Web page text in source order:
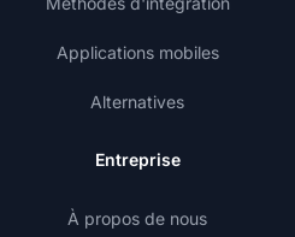
Applications mobiles
Alternatives
Entreprise
À propos de nous